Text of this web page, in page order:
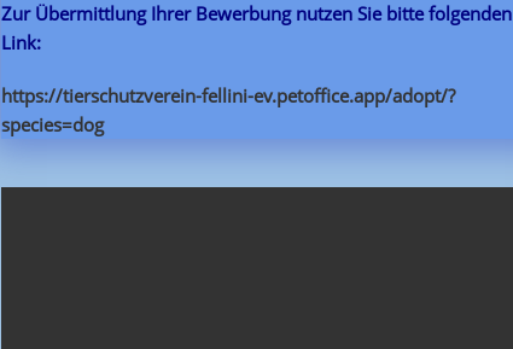
Zur Übermittlung Ihrer Bewerbung nutzen Sie bitte folgenden
Link:
https://tierschutzverein-fellini-ev.petoffice.app/adopt/?
species=dog